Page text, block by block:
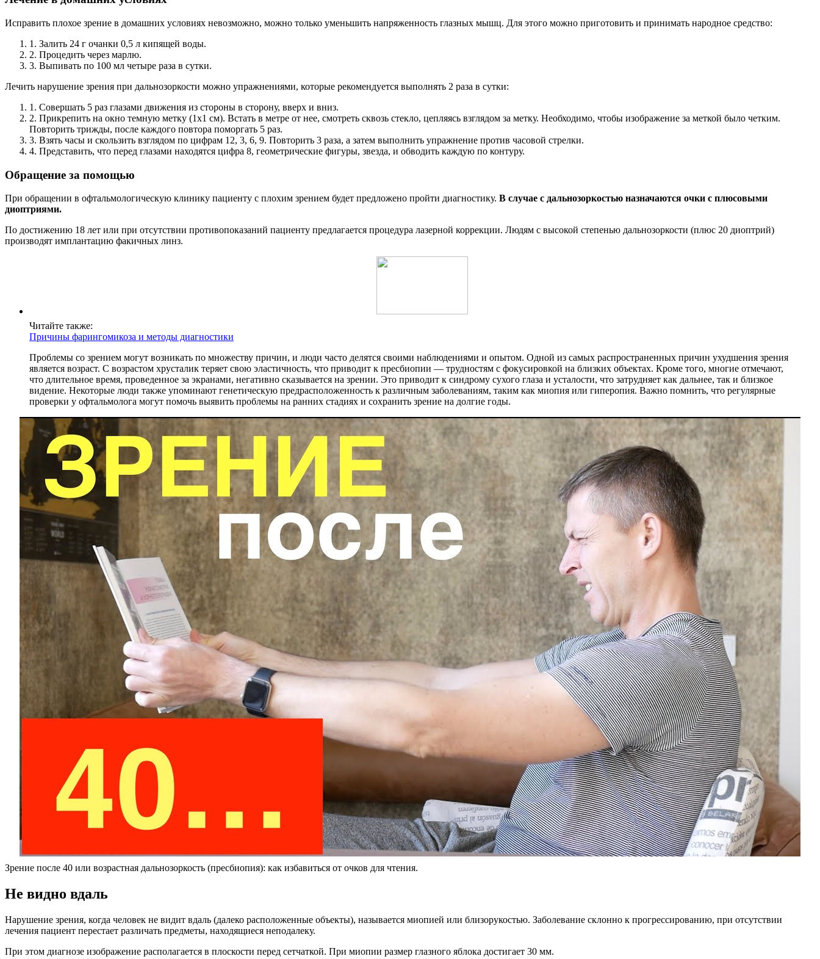
Исправить плохое зрение в домашних условиях невозможно, можно только уменьшить напряженность глазных мышц. Для этого можно приготовить и принимать народное средство:
1. Залить 24 г очанки 0,5 л кипящей воды.
2. Процедить через марлю.
3. Выпивать по 100 мл четыре раза в сутки.
Лечить нарушение зрения при дальнозоркости можно упражнениями, которые рекомендуется выполнять 2 раза в сутки:
1. Совершать 5 раз глазами движения из стороны в сторону, вверх и вниз.
2. Прикрепить на окно темную метку (1х1 см). Встать в метре от нее, смотреть сквозь стекло, цепляясь взглядом за метку. Необходимо, чтобы изображение за меткой было четким.
Повторить трижды, после каждого повтора поморгать 5 раз.
3. Взять часы и скользить взглядом по цифрам 12, 3, 6, 9. Повторить 3 раза, а затем выполнить упражнение против часовой стрелки.
4. Представить, что перед глазами находятся цифра 8, геометрические фигуры, звезда, и обводить каждую по контуру.
Обращение за помощью
При обращении в офтальмологическую клинику пациенту с плохим зрением будет предложено пройти диагностику. В случае с дальнозоркостью назначаются очки с плюсовыми
диоптриями.
По достижению 18 лет или при отсутствии противопоказаний пациенту предлагается процедура лазерной коррекции. Людям с высокой степенью дальнозоркости (плюс 20 диоптрий)
производят имплантацию факичных линз.
Читайте также:
Причины фарингомикоза и методы диагностики
Проблемы со зрением могут возникать по множеству причин, и люди часто делятся своими наблюдениями и опытом. Одной из самых распространенных причин ухудшения зрения
является возраст. С возрастом хрусталик теряет свою эластичность, что приводит к пресбиопии — трудностям с фокусировкой на близких объектах. Кроме того, многие отмечают,
что длительное время, проведенное за экранами, негативно сказывается на зрении. Это приводит к синдрому сухого глаза и усталости, что затрудняет как дальнее, так и близкое
видение. Некоторые люди также упоминают генетическую предрасположенность к различным заболеваниям, таким как миопия или гиперопия. Важно помнить, что регулярные
проверки у офтальмолога могут помочь выявить проблемы на ранних стадиях и сохранить зрение на долгие годы.
Зрение после 40 или возрастная дальнозоркость (пресбиопия): как избавиться от очков для чтения.
Не видно вдаль
Нарушение зрения, когда человек не видит вдаль (далеко расположенные объекты), называется миопией или близорукостью. Заболевание склонно к прогрессированию, при отсутствии
лечения пациент перестает различать предметы, находящиеся неподалеку.
При этом диагнозе изображение располагается в плоскости перед сетчаткой. При миопии размер глазного яблока достигает 30 мм.